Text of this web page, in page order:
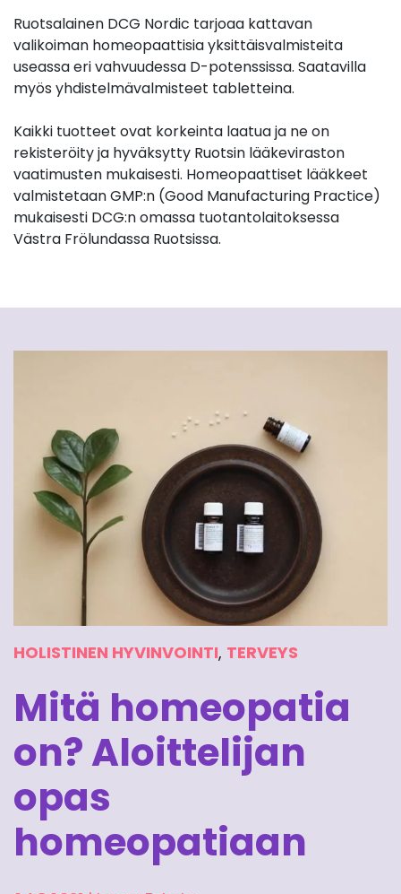
Ruotsalainen DCG Nordic tarjoaa kattavan
valikoiman homeopaattisia yksittäisvalmisteita
useassa eri vahvuudessa D-potenssissa. Saatavilla
myös yhdistelmävalmisteet tabletteina.
Kaikki tuotteet ovat korkeinta laatua ja ne on
rekisteröity ja hyväksytty Ruotsin lääkeviraston
vaatimusten mukaisesti. Homeopaattiset lääkkeet
valmistetaan GMP:n (Good Manufacturing Practice)
mukaisesti DCG:n omassa tuotantolaitoksessa
Västra Frölundassa Ruotsissa.
HOLISTINEN HYVINVOINTI, TERVEYS
Mitä homeopatia
on? Aloittelijan
opas
homeopatiaan